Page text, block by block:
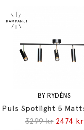
BY RYDÉNS
3299 kr 2474 kr